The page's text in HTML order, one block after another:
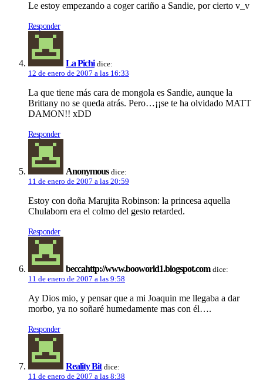
Le estoy empezando a coger cariño a Sandie, por cierto v_v
Responder
La Pichi dice:
12 de enero de 2007 a las 16:33
La que tiene más cara de mongola es Sandie, aunque la
Brittany no se queda atrás. Pero…¡¡se te ha olvidado MATT
DAMON!! xDD
Responder
Anonymous dice:
11 de enero de 2007 a las 20:59
Estoy con doña Marujita Robinson: la princesa aquella
Chulaborn era el colmo del gesto retarded.
Responder
beccahttp://www.booworld1.blogspot.com dice:
11 de enero de 2007 a las 9:58
Ay Dios mio, y pensar que a mi Joaquin me llegaba a dar
morbo, ya no soñaré humedamente mas con él….
Responder
Reality Bit dice:
11 de enero de 2007 a las 8:38